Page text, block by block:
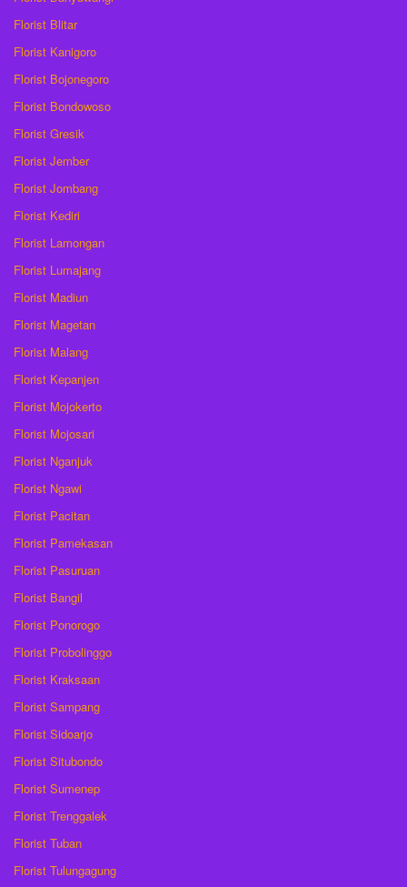
Florist Blitar
Florist Kanigoro
Florist Bojonegoro
Florist Bondowoso
Florist Gresik
Florist Jember
Florist Jombang
Florist Kediri
Florist Lamongan
Florist Lumajang
Florist Madiun
Florist Magetan
Florist Malang
Florist Kepanjen
Florist Mojokerto
Florist Mojosari
Florist Nganjuk
Florist Ngawi
Florist Pacitan
Florist Pamekasan
Florist Pasuruan
Florist Bangil
Florist Ponorogo
Florist Probolinggo
Florist Kraksaan
Florist Sampang
Florist Sidoarjo
Florist Situbondo
Florist Sumenep
Florist Trenggalek
Florist Tuban
Florist Tulungagung